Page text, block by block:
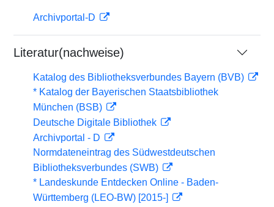
Archivportal-D
Literatur(nachweise)
Katalog des Bibliotheksverbundes Bayern (BVB)
* Katalog der Bayerischen Staatsbibliothek
München (BSB)
Deutsche Digitale Bibliothek
Archivportal - D
Normdateneintrag des Südwestdeutschen
Bibliotheksverbundes (SWB)
* Landeskunde Entdecken Online - Baden-
Württemberg (LEO-BW) [2015-]